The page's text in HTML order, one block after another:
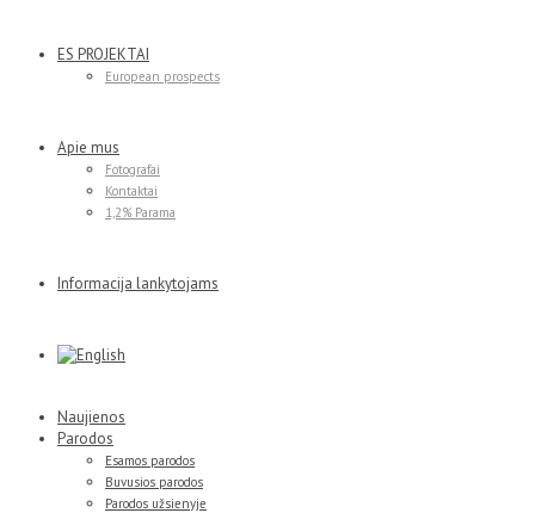
ES PROJEKTAI
European prospects
Apie mus
Fotografai
Kontaktai
1,2% Parama
Informacija lankytojams
Naujienos
Parodos
Esamos parodos
Buvusios parodos
Parodos užsienyje